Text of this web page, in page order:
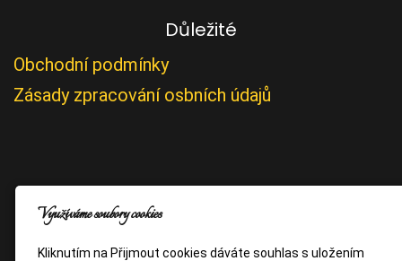
Důležité
Obchodní podmínky
Zásady zpracování osbních údajů
Využíváme soubory cookies
Kliknutím na Přijmout cookies dáváte souhlas s uložením